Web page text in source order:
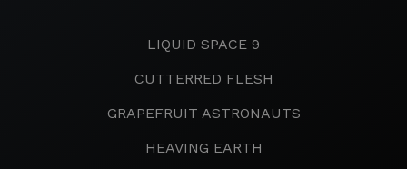
LIQUID SPACE 9
CUTTERRED FLESH
GRAPEFRUIT ASTRONAUTS
HEAVING EARTH